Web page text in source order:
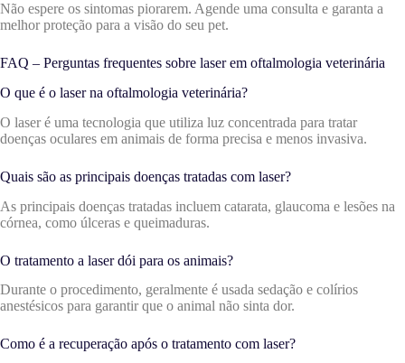
Não espere os sintomas piorarem. Agende uma consulta e garanta a
melhor proteção para a visão do seu pet.
FAQ – Perguntas frequentes sobre laser em oftalmologia veterinária
O que é o laser na oftalmologia veterinária?
O laser é uma tecnologia que utiliza luz concentrada para tratar
doenças oculares em animais de forma precisa e menos invasiva.
Quais são as principais doenças tratadas com laser?
As principais doenças tratadas incluem catarata, glaucoma e lesões na
córnea, como úlceras e queimaduras.
O tratamento a laser dói para os animais?
Durante o procedimento, geralmente é usada sedação e colírios
anestésicos para garantir que o animal não sinta dor.
Como é a recuperação após o tratamento com laser?